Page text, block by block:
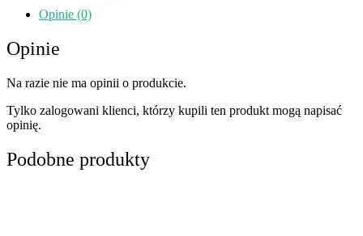
Opinie (0)
Opinie
Na razie nie ma opinii o produkcie.
Tylko zalogowani klienci, którzy kupili ten produkt mogą napisać
opinię.
Podobne produkty